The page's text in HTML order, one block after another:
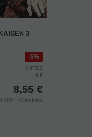
3
5%
ANTES
9 €
8,55 €
4.00% IVA incluido